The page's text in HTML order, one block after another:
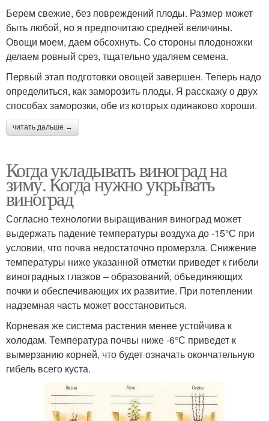
Берем свежие, без повреждений плоды. Размер может
быть любой, но я предпочитаю средней величины.
Овощи моем, даем обсохнуть. Со стороны плодоножки
делаем ровный срез, тщательно удаляем семена.
Первый этап подготовки овощей завершен. Теперь надо
определиться, как заморозить плоды. Я расскажу о двух
способах заморозки, обе из которых одинаково хороши.
читать дальше →
Когда укладывать виноград на
зиму. Когда нужно укрывать
виноград
Согласно технологии выращивания виноград может
выдержать падение температуры воздуха до -15°С при
условии, что почва недостаточно промерзла. Снижение
температуры ниже указанной отметки приведет к гибели
виноградных глазков – образований, объединяющих
почки и обеспечивающих их развитие. При потеплении
надземная часть может восстановиться.
Корневая же система растения менее устойчива к
холодам. Температура почвы ниже -6°С приведет к
вымерзанию корней, что будет означать окончательную
гибель всего куста.